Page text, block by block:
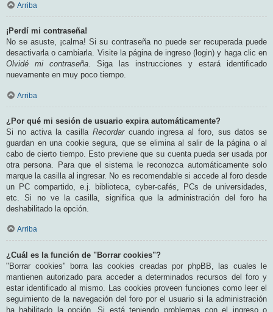
Arriba
¡Perdí mi contraseña!
No se asuste, ¡calma! Si su contraseña no puede ser recuperada puede
desactivarla o cambiarla. Visite la página de ingreso (login) y haga clic en
Olvidé mi contraseña. Siga las instrucciones y estará identificado
nuevamente en muy poco tiempo.
Arriba
¿Por qué mi sesión de usuario expira automáticamente?
Si no activa la casilla Recordarcuando ingresa al foro, sus datos se
guardan en una cookie segura, que se elimina al salir de la página o al
cabo de cierto tiempo. Esto previene que su cuenta pueda ser usada por
otra persona. Para que el sistema le reconozca automáticamente solo
marque la casilla al ingresar. No es recomendable si accede al foro desde
un PC compartido, e.j. biblioteca, cyber-cafés, PCs de universidades,
etc. Si no ve la casilla, significa que la administración del foro ha
deshabilitado la opción.
Arriba
¿Cuál es la función de "Borrar cookies"?
"Borrar cookies" borra las cookies creadas por phpBB, las cuales le
mantienen autorizado para acceder a determinados recursos del foro y
estar identificado al mismo. Las cookies proveen funciones como leer el
seguimiento de la navegación del foro por el usuario si la administración
ha habilitado la opción. Si está teniendo problemas con el ingreso o